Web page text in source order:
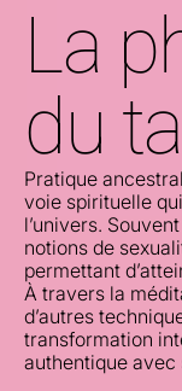
La
du
Pratique
voie spirituelle
l’univers.
notions de
permettant
À travers la
d’autres
transformation
authentique avec